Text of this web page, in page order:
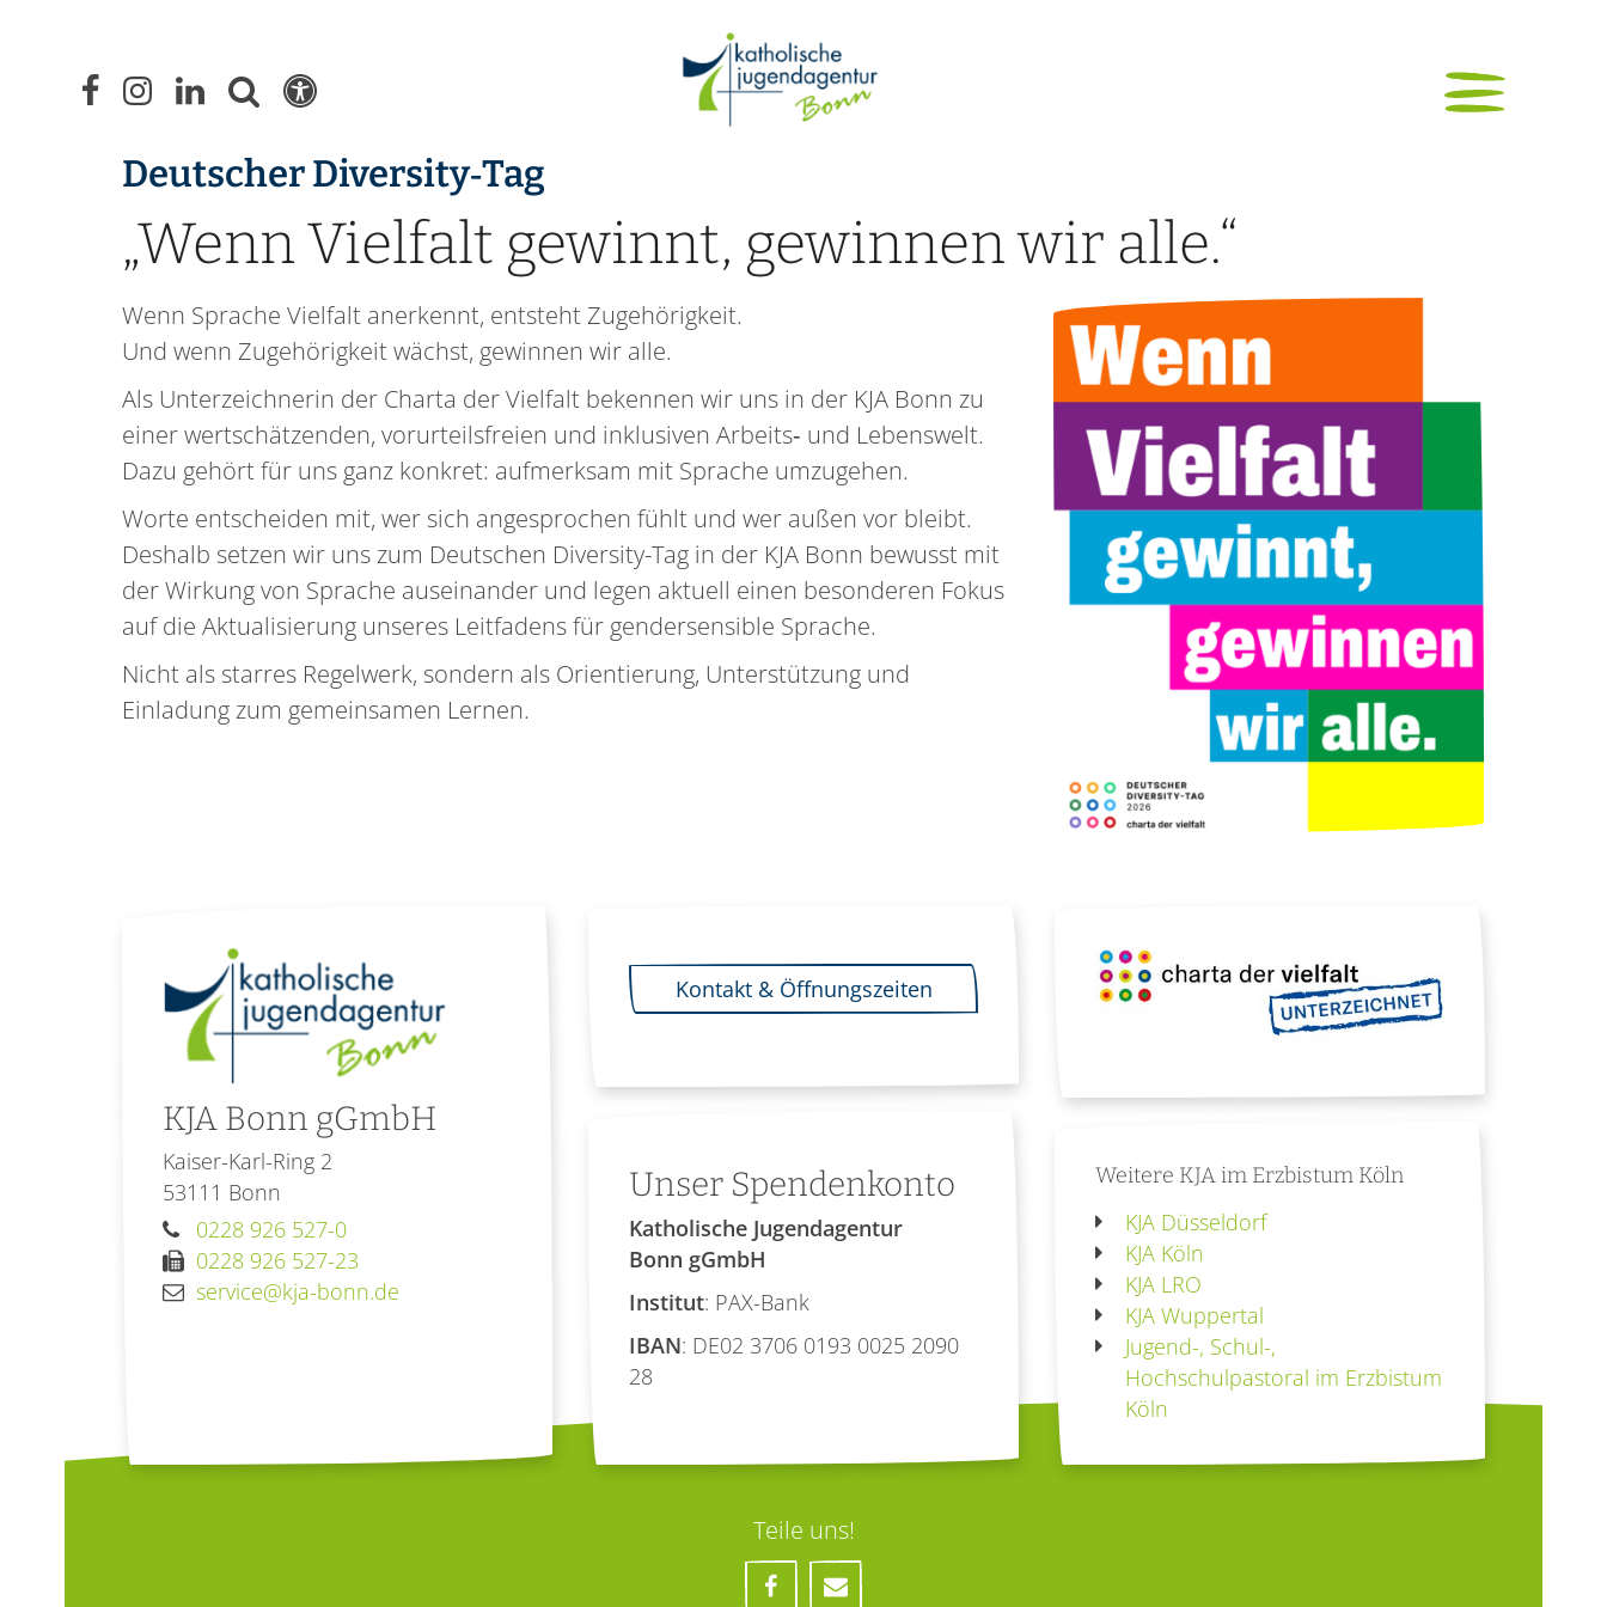
Deutscher Diversity‑Tag
„Wenn Vielfalt gewinnt, gewinnen wir alle.“
Wenn Sprache Vielfalt anerkennt, entsteht Zugehörigkeit.
Und wenn Zugehörigkeit wächst, gewinnen wir alle.
Als Unterzeichnerin der Charta der Vielfalt bekennen wir uns in der KJA Bonn zu
einer wertschätzenden, vorurteilsfreien und inklusiven Arbeits‑ und Lebenswelt.
Dazu gehört für uns ganz konkret: aufmerksam mit Sprache umzugehen.
Worte entscheiden mit, wer sich angesprochen fühlt und wer außen vor bleibt.
Deshalb setzen wir uns zum Deutschen Diversity-Tag in der KJA Bonn bewusst mit
der Wirkung von Sprache auseinander und legen aktuell einen besonderen Fokus
auf die Aktualisierung unseres Leitfadens für gendersensible Sprache.
Nicht als starres Regelwerk, sondern als Orientierung, Unterstützung und
Einladung zum gemeinsamen Lernen.
KJA Bonn gGmbH
Kaiser-Karl-Ring 2
53111 Bonn
0228 926 527-0
0228 926 527-23
service@kja-bonn.de
Kontakt & Öffnungszeiten
Unser Spendenkonto
Katholische Jugendagentur
Bonn gGmbH
Institut: PAX-Bank
IBAN: DE02 3706 0193 0025 2090
28
Weitere KJA im Erzbistum Köln
KJA Düsseldorf
KJA Köln
KJA LRO
KJA Wuppertal
Jugend-, Schul-,
Hochschulpastoral im Erzbistum
Köln
Teile uns!